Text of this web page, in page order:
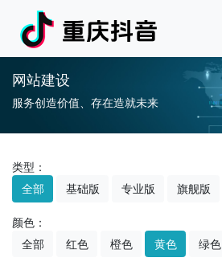
网站建设
服务创造价值、存在造就未来
类型：
全部
基础版 专业版 旗舰版
颜色：
全部
红色 橙色 黄色 绿色